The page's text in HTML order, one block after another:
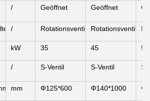
/ Geöffnet Geöffnet
/ Rotationsventil Rotationsventil
kW 35 45 55
/ S-Ventil S-Ventil S-
mm Φ125*600 Φ140*1000